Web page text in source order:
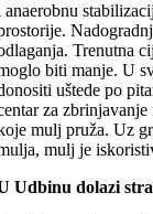
anaerobnu
Trenutna
biti manje. U
uštede po
za
mulj pruža. Uz
mulj je
Udbinu dolazi